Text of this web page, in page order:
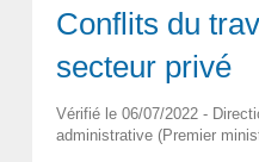
Conflits du
secteur privé
Vérifié le 06/07/2022 -
administrative (Premier